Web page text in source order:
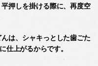
押しを掛ける際に、再度空
は、シャキっとした歯ごた
仕上がるからです。